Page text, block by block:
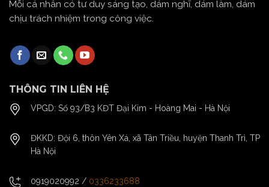
Mỗi cá nhân có tư duy sáng tạo, dám nghĩ, dám làm, dám
chịu trách nhiệm trong công việc.
THÔNG TIN LIÊN HỆ
VPGD: Số 93/B3 KĐT Đại Kim - Hoàng Mai - Hà Nội
ĐKKD: Đội 6, thôn Yên Xá, xã Tân Triều, huyện Thanh Trì, TP
Hà Nội
0919020992 / 0336233688